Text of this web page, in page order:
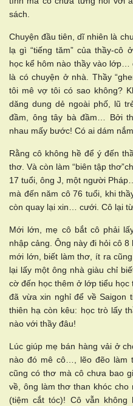
sách.
Chuyện đầu tiên, dĩ nhiên là
lạ gì “tiếng tăm” của thầy-cô
học kể hôm nào thầy vào lớp…
là có chuyện ở nhà. Thầy
tôi mê vợ tôi có sao không?
dăng dung dẻ ngoài phố, lũ
đầm, ông tây bà đầm… Bởi
nhau mấy bước! Có ai dám
Rằng cô không hề để ý đến
thơ. Và còn làm “biên tập
17 tuổi, ông J, một người
mà đến năm cô 76 tuổi, khi
còn quay lại xin… cưới. Cô lại
Mới lớn, mẹ cô bắt cô phải
nhập cảng. Ông này đi hỏi cô
mới lớn, biết làm thơ, ít ra
lại lấy một ông nhà giàu chỉ
cờ đến học thêm ở lớp tiểu
đã vừa xin nghỉ để về Saigon
thiên hạ còn kêu: học trò lấy
nào với thầy đâu!
Lúc giúp mẹ bán hàng vải ở
nào đó mê cô…, lẽo đẽo làm
cũng có thơ mà cô chưa bao
về, ông làm thơ than khóc
(tiệm cắt tóc)! Cô vẫn